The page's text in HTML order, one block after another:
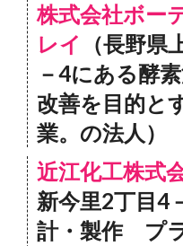
株式会社ボー
レイ
（長野
－4にある酵
改善を目的と
業。の法人）
近江化工株式
新今里2丁目4
計・製作 プ